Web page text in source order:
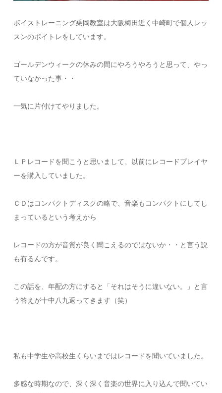
ボイストレーニング乗岡教室は大阪梅田近く中崎町で個人レッ
スンのボイトレをしています。
ゴールデンウィークの休みの間にやろうやろうと思って、やっ
ていなかった事・・
一気に片付けてやりました。
ＬＰレコードを聞こうと思いまして、以前にレコードプレイヤ
ーを購入していました。
ＣＤはコンパクトディスクの略で、音楽もコンパクトにしてし
まっているという考えから
レコードの方が音質が良く聞こえるのではないか・・と言う説
も有るんです。
この話を、年配の方にすると「それはそうに違いない。」と言
う答えが十中八九返ってきます（笑）
私も中学生や高校生くらいまではレコードを聞いていました。
多感な時期なので、深く深く音楽の世界に入り込んで聞いてい